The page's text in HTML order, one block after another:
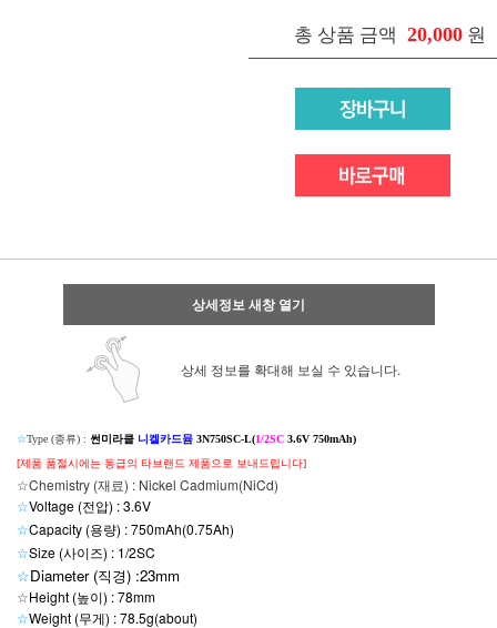
총 상품 금액 20,000 원
상세정보 새창 열기
상세 정보를 확대해 보실 수 있습니다.
☆Type (종류) : 썬미라클 니켈카드뮴 3N750SC-L(1/2SC 3.6V 750mAh)
[제품 품절시에는 동급의 타브랜드 제품으로 보내드립니다]
☆Chemistry (재료) : Nickel Cadmium(NiCd)
☆Voltage (전압) : 3.6V
☆Capacity (용량) : 750mAh(0.75Ah)
☆Size (사이즈) : 1/2SC
☆Diameter (직경) :23mm
☆Height (높이) : 78mm
☆Weight (무게) : 78.5g(about)